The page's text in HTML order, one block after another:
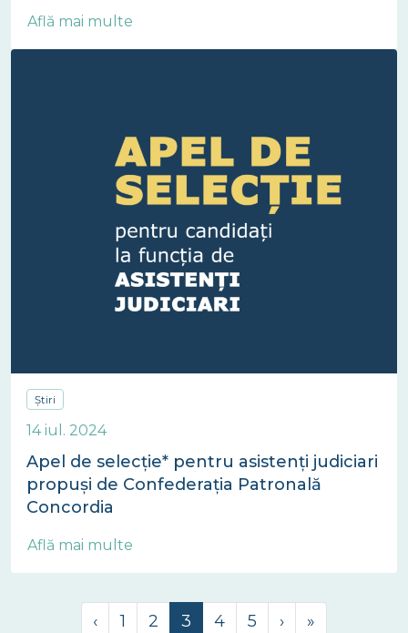
Află mai multe
Știri
14 iul. 2024
Apel de selecție* pentru asistenți judiciari
propuși de Confederația Patronală
Concordia
Află mai multe
Page navigation
‹ Page
1 Page
2 Current Page
3 Page
4 Page
5 › »